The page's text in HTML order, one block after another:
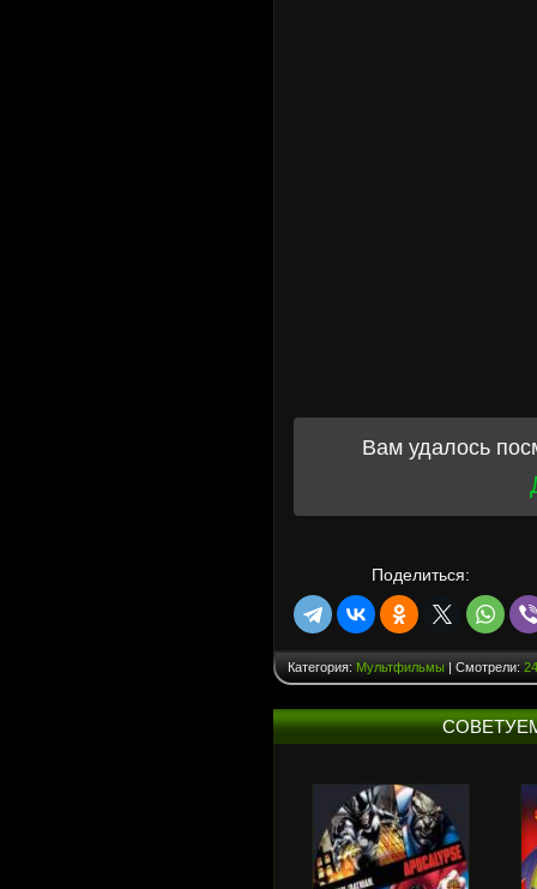
Вам удалось
Поделиться:
Категория: Мультфильмы | Смотрели: